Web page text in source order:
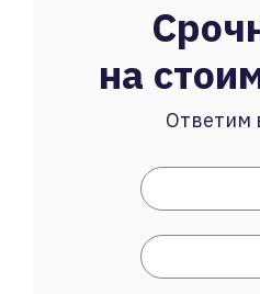
на
Ответим